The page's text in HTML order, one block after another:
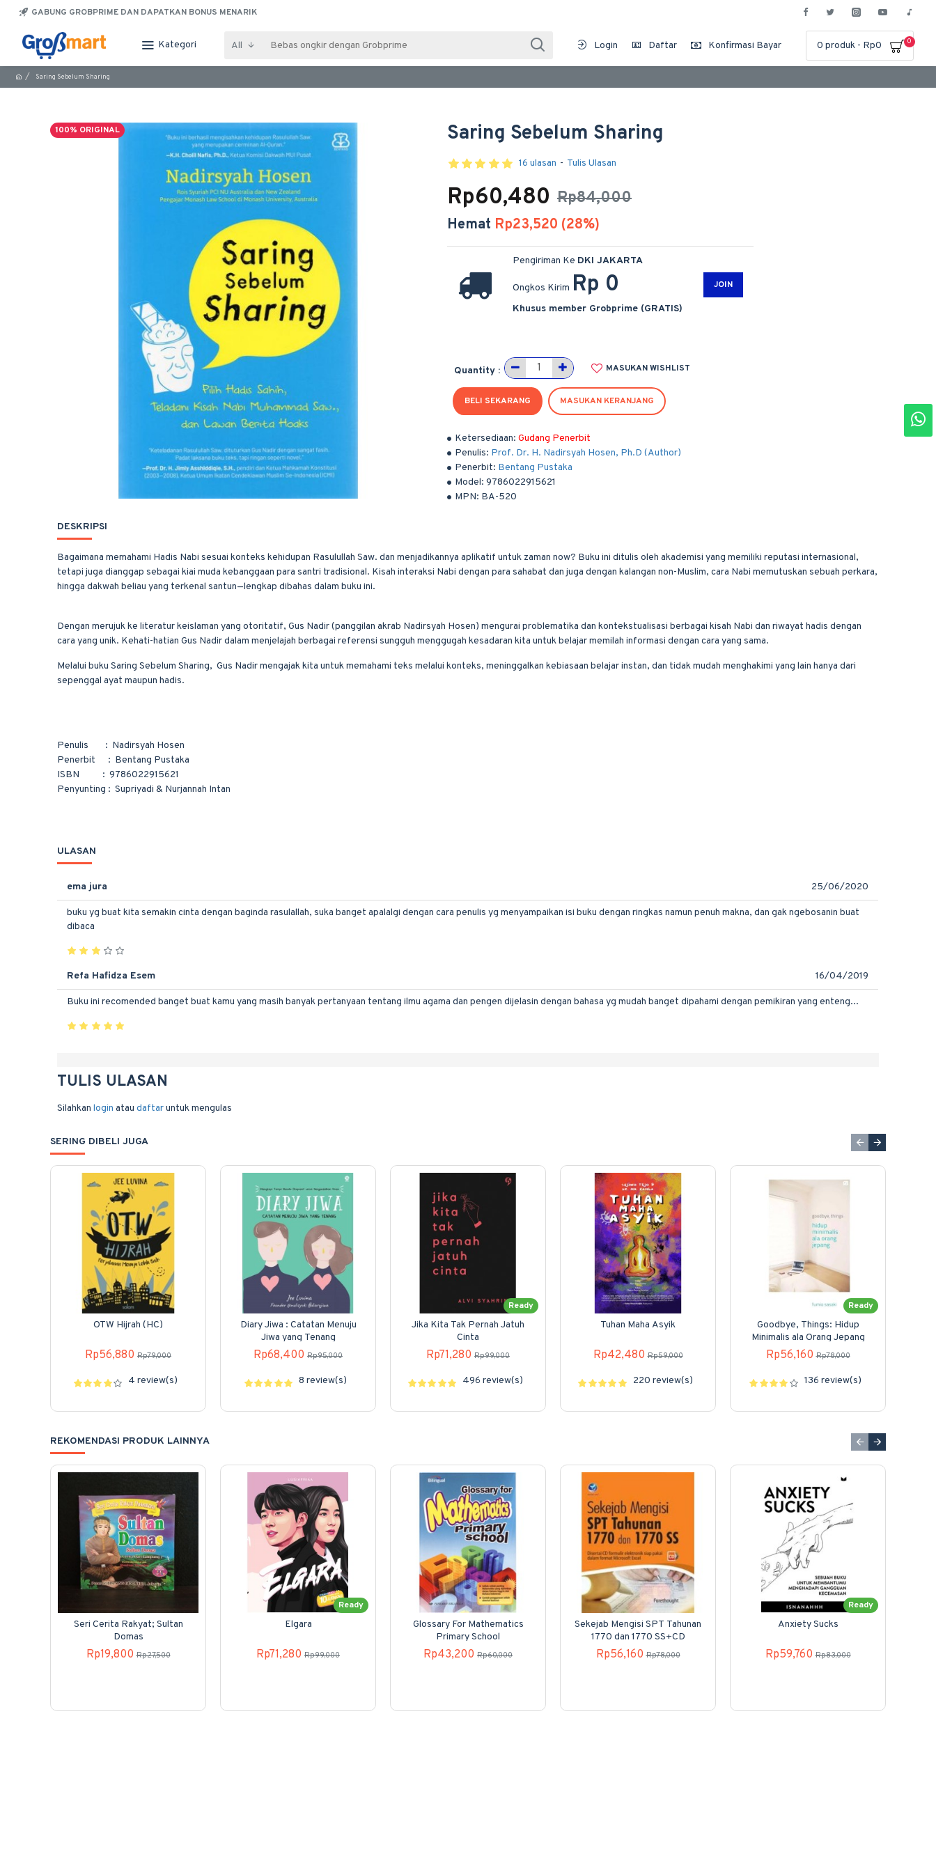
GABUNG GROBPRIME DAN DAPATKAN BONUS MENARIK
Kategori All Login Daftar Konfirmasi Bayar 0 produk - Rp0 0
Saring Sebelum Sharing
100% ORIGINAL Saring Sebelum Sharing
Ketersediaan: Gudang Penerbit
Penulis: Prof. Dr. H. Nadirsyah Hosen, Ph.D (Author)
Penerbit: Bentang Pustaka
Model: 9786022915621
MPN: BA-520
16 ulasan - Tulis Ulasan
Rp84,000
Rp60,480
Hemat Rp23,520 (28%)
Pengiriman Ke DKI JAKARTA
Ongkos Kirim Rp 0
Khusus member Grobprime (GRATIS)
JOIN
Quantity : MASUKAN WISHLIST
BELI SEKARANG MASUKAN KERANJANG
DESKRIPSI
Bagaimana memahami Hadis Nabi sesuai konteks kehidupan Rasulullah Saw. dan menjadikannya aplikatif untuk zaman now? Buku ini ditulis oleh akademisi yang memiliki reputasi internasional,
tetapi juga dianggap sebagai kiai muda kebanggaan para santri tradisional. Kisah interaksi Nabi dengan para sahabat dan juga dengan kalangan non-Muslim, cara Nabi memutuskan sebuah perkara,
hingga dakwah beliau yang terkenal santun—lengkap dibahas dalam buku ini.
Dengan merujuk ke literatur keislaman yang otoritatif, Gus Nadir (panggilan akrab Nadirsyah Hosen) mengurai problematika dan kontekstualisasi berbagai kisah Nabi dan riwayat hadis dengan
cara yang unik. Kehati-hatian Gus Nadir dalam menjelajah berbagai referensi sungguh menggugah kesadaran kita untuk belajar memilah informasi dengan cara yang sama.
Melalui buku Saring Sebelum Sharing, Gus Nadir mengajak kita untuk memahami teks melalui konteks, meninggalkan kebiasaan belajar instan, dan tidak mudah menghakimi yang lain hanya dari
sepenggal ayat maupun hadis.
Penulis : Nadirsyah Hosen
Penerbit : Bentang Pustaka
ISBN : 9786022915621
Penyunting : Supriyadi & Nurjannah Intan
ULASAN
ema jura 25/06/2020
buku yg buat kita semakin cinta dengan baginda rasulallah, suka banget apalalgi dengan cara penulis yg menyampaikan isi buku dengan ringkas namun penuh makna, dan gak ngebosanin buat
dibaca
Refa Hafidza Esem 16/04/2019
Buku ini recomended banget buat kamu yang masih banyak pertanyaan tentang ilmu agama dan pengen dijelasin dengan bahasa yg mudah banget dipahami dengan pemikiran yang enteng...
TULIS ULASAN
Silahkan login atau daftaruntuk mengulas
SERING DIBELI JUGA
OTW Hijrah (HC)
Rp56,880 Rp79,000
4 review(s)
Diary Jiwa : Catatan Menuju
Jiwa yang Tenang
Rp68,400 Rp95,000
8 review(s)
Ready
Jika Kita Tak Pernah Jatuh
Cinta
Rp71,280 Rp99,000
496 review(s)
Tuhan Maha Asyik
Rp42,480 Rp59,000
220 review(s)
Ready
Goodbye, Things: Hidup
Minimalis ala Orang Jepang
Rp56,160 Rp78,000
136 review(s)
REKOMENDASI PRODUK LAINNYA
Seri Cerita Rakyat; Sultan
Domas
Rp19,800 Rp27,500
Ready
Elgara
Rp71,280 Rp99,000
Glossary For Mathematics
Primary School
Rp43,200 Rp60,000
Sekejab Mengisi SPT Tahunan
1770 dan 1770 SS+CD
Rp56,160 Rp78,000
Ready
Anxiety Sucks
Rp59,760 Rp83,000